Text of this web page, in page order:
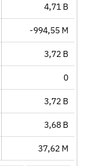
4,71 B
-994,55 M
3,72 B
0
3,72 B
3,68 B
37,62 M